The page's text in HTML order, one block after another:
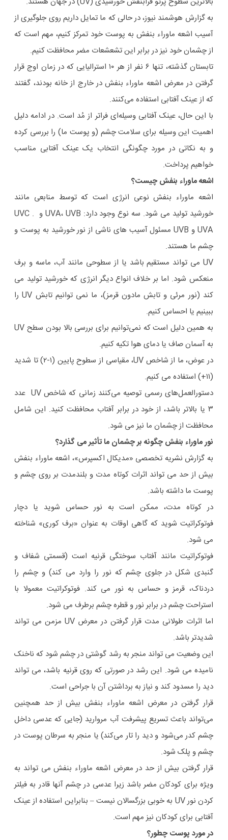
به گزارش هوشمند نیوز، در حالی که ما تمایل داریم روی جلوگیری از
آسیب اشعه ماوراء بنفش به پوست خود تمرکز کنیم، مهم است که
از چشمان خود نیز در برابر این تشعشعات مضر محافظت کنیم.
تابستان گذشته، تنها ۶ نفر از هر ۱۰ استرالیایی که در زمان اوج قرار
گرفتن در معرض اشعه ماوراء بنفش در خارج از خانه بودند، گفتند
که از عینک آفتابی استفاده می‌کنند.
با این حال، عینک آفتابی وسیله‌ای فراتر از مُد است. در ادامه دلیل
اهمیت این وسیله برای سلامت چشم (و پوست ما) را بررسی کرده
و به نکاتی در مورد چگونگی انتخاب یک عینک آفتابی مناسب
خواهیم پرداخت.
اشعه ماوراء بنفش چیست؟
اشعه ماوراء بنفش نوعی انرژی است که توسط منابعی مانند
خورشید تولید می شود. سه نوع وجود دارد: UVA، UVB و UVC .
UVA و UVB مسئول آسیب های ناشی از نور خورشید به پوست و
چشم ما هستند.
UV می تواند مستقیم باشد یا از سطوحی مانند آب، ماسه و برف
منعکس شود. اما بر خلاف انواع دیگر انرژی که خورشید تولید می
کند (نور مرئی و تابش مادون قرمز)، ما نمی توانیم تابش UV را
ببینیم یا احساس کنیم.
به همین دلیل است که نمی‌توانیم برای بررسی بالا بودن سطح UV
به آسمان صاف یا دمای هوا تکیه کنیم.
در عوض، ما از شاخص UV، مقیاسی از سطوح پایین (۱-۲) تا شدید
(۱۱+) استفاده می کنیم.
دستورالعمل‌های رسمی توصیه می‌کنند زمانی که شاخص UV عدد
۳ یا بالاتر باشد، از خود در برابر آفتاب محافظت کنید. این شامل
محافظت از چشمان ما نیز می شود.
نور ماوراء بنفش چگونه بر چشمان ما تأثیر می گذارد؟
به گزارش نشریه تخصصی «مدیکال اکسپرس»، اشعه ماوراء بنفش
بیش از حد می تواند اثرات کوتاه مدت و بلندمدت بر روی چشم و
پوست ما داشته باشد.
در کوتاه مدت، ممکن است به نور حساس شوید یا دچار
فوتوکراتیت شوید که گاهی اوقات به عنوان «برف کوری» شناخته
می شود.
فوتوکراتیت مانند آفتاب سوختگی قرنیه است (قسمتی شفاف و
گنبدی شکل در جلوی چشم که نور را وارد می کند) و چشم را
دردناک، قرمز و حساس به نور می کند. فوتوکراتیت معمولا با
استراحت چشم در برابر نور و قطره چشم برطرف می شود.
اما اثرات طولانی مدت قرار گرفتن در معرض UV مزمن می تواند
شدیدتر باشد.
این وضعیت می تواند منجر به رشد گوشتی در چشم شود که ناخنک
نامیده می شود. این رشد در صورتی که روی قرنیه باشد، می تواند
دید را مسدود کند و نیاز به برداشتن آن با جراحی است.
قرار گرفتن در معرض اشعه ماوراء بنفش بیش از حد همچنین
می‌تواند باعث تسریع پیشرفت آب مروارید (جایی که عدسی داخل
چشم کدر می‌شود و دید را تار می‌کند) یا منجر به سرطان پوست در
چشم و پلک شود.
قرار گرفتن بیش از حد در معرض اشعه ماوراء بنفش می تواند به
ویژه برای کودکان مضر باشد زیرا عدسی در چشم آنها قادر به فیلتر
کردن نور UV به خوبی بزرگسالان نیست – بنابراین استفاده از عینک
آفتابی برای کودکان نیز مهم است.
در مورد پوست چطور؟